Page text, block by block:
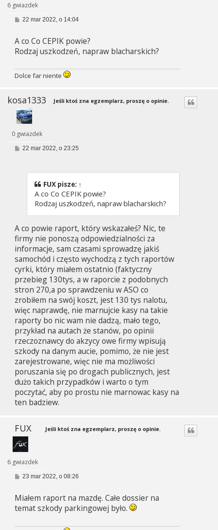
6 gwiazdek
P22 mar 2022, o 14:04
A co Co CEPIK powie?
Rodzaj uszkodzeń, napraw blacharskich?
Dolce far niente
kosa1333
0 gwiazdek
Jeśli ktoś zna egzemplarz, proszę o opinie.
P22 mar 2022, o 23:25
FUX pisze: ↑
A co Co CEPIK powie?
Rodzaj uszkodzeń, napraw blacharskich?
A co powie raport, który wskazałeś? Nic, te
firmy nie ponoszą odpowiedzialności za
informacje, sam czasami sprowadzę jakiś
samochód i często wychodzą z tych raportów
cyrki, który miałem ostatnio (faktyczny
przebieg 130tys, a w raporcie z podobnych
stron 270,a po sprawdzeniu w ASO co
zrobiłem na swój koszt, jest 130 tys nalotu,
więc naprawdę, nie marnujcie kasy na takie
raporty bo nic wam nie dadzą, mało tego,
przykład na autach że stanów, po opinii
rzeczoznawcy do akzycy owe firmy wpisują
szkody na danym aucie, pomimo, że nie jest
zarejestrowane, więc nie ma możliwości
poruszania się po drogach publicznych, jest
dużo takich przypadków i warto o tym
poczytać, aby po prostu nie marnowac kasy na
ten badziew.
FUX
6 gwiazdek
Jeśli ktoś zna egzemplarz, proszę o opinie.
P
t
23 mar 2022, o 08:26
Miałem raport na mazdę. Całe dossier na
temat szkody parkingowej było.